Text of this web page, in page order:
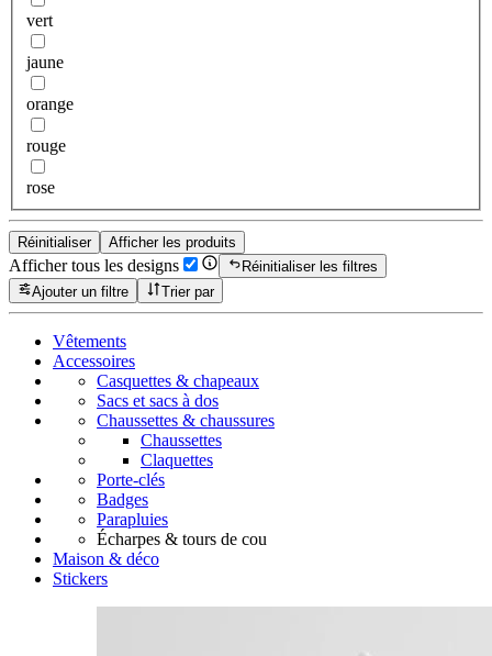
vert
jaune
orange
rouge
rose
Réinitialiser Afficher les produits
Afficher tous les designs
Réinitialiser les filtres
Ajouter un filtre
Trier par
Vêtements
Accessoires
Casquettes & chapeaux
Sacs et sacs à dos
Chaussettes & chaussures
Chaussettes
Claquettes
Porte-clés
Badges
Parapluies
Écharpes & tours de cou
Maison & déco
Stickers